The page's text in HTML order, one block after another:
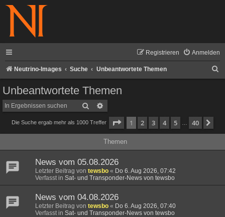
Anmelden
Registrieren
Neutrino-Images Suche Unbeantwortete Themen
Unbeantwortete Themen
Suche
Die Suche ergab mehr als 1000 Treffer Seite 1von 40
1 2 3 4 5 40
Themen
News vom 05.08.2026
Letzter Beitrag von tewsbo « Do 6. Aug 2026, 07:42
Verfasst in Sat- und Transponder-News von tewsbo
News vom 04.08.2026
Letzter Beitrag von tewsbo « Do 6. Aug 2026, 07:40
Verfasst in Sat- und Transponder-News von tewsbo